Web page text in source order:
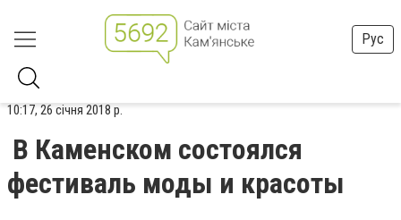
Рус
10:17, 26 січня 2018 р.
В Каменском состоялся
фестиваль моды и красоты